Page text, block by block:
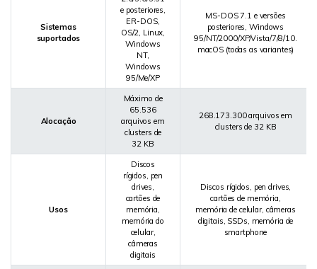
Sistemas
suportados
e posteriores,
ER-DOS,
OS/2, Linux,
Windows
NT,
Windows
95/Me/XP
MS-DOS 7.1 e versões
posteriores, Windows
95/NT/2000/XP/Vista/7/8/10.
macOS (todas as variantes)
Alocação
Máximo de
65.536
arquivos em
clusters de
32 KB
268.173.300 arquivos em
clusters de 32 KB
Usos
Discos
rígidos, pen
drives,
cartões de
memória,
memória do
celular,
câmeras
digitais
Discos rígidos, pen drives,
cartões de memória,
memória de celular, câmeras
digitais, SSDs, memória de
smartphone